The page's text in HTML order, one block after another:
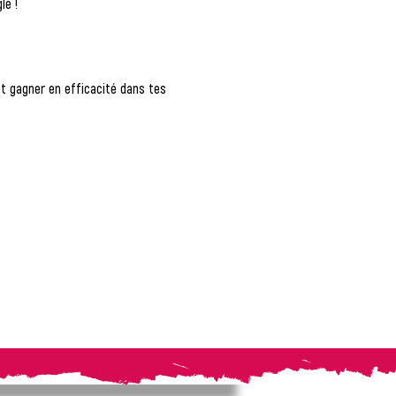
gagner en efficacité dans tes